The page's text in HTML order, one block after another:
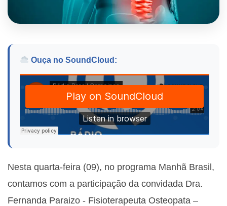
Ouça no SoundCloud:
Nesta quarta-feira (09), no programa Manhã Brasil,
contamos com a participação da convidada Dra.
Fernanda Paraizo - Fisioterapeuta Osteopata –